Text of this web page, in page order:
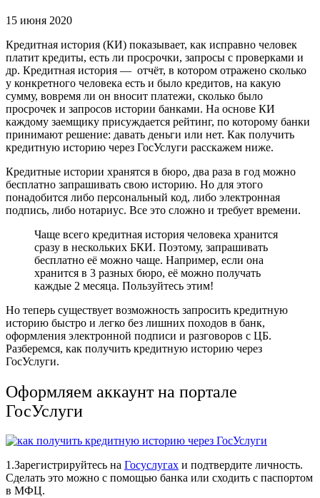
15 июня 2020
Кредитная история (КИ) показывает, как исправно человек
платит кредиты, есть ли просрочки, запросы с проверками и
др. Кредитная история — отчёт, в котором отражено сколько
у конкретного человека есть и было кредитов, на какую
сумму, вовремя ли он вносит платежи, сколько было
просрочек и запросов истории банками. На основе КИ
каждому заемщику присуждается рейтинг, по которому банки
принимают решение: давать деньги или нет. Как получить
кредитную историю через ГосУслуги расскажем ниже.
Кредитные истории хранятся в бюро, два раза в год можно
бесплатно запрашивать свою историю. Но для этого
понадобится либо персональный код, либо электронная
подпись, либо нотариус. Все это сложно и требует времени.
Чаще всего кредитная история человека хранится
сразу в нескольких БКИ. Поэтому, запрашивать
бесплатно её можно чаще. Например, если она
хранится в 3 разных бюро, её можно получать
каждые 2 месяца. Пользуйтесь этим!
Но теперь существует возможность запросить кредитную
историю быстро и легко без лишних походов в банк,
оформления электронной подписи и разговоров с ЦБ.
Разберемся, как получить кредитную историю через
ГосУслуги.
Оформляем аккаунт на портале
ГосУслуги
1.Зарегистрируйтесь на Госуслугах и подтвердите личность.
Сделать это можно с помощью банка или сходить с паспортом
в МФЦ.